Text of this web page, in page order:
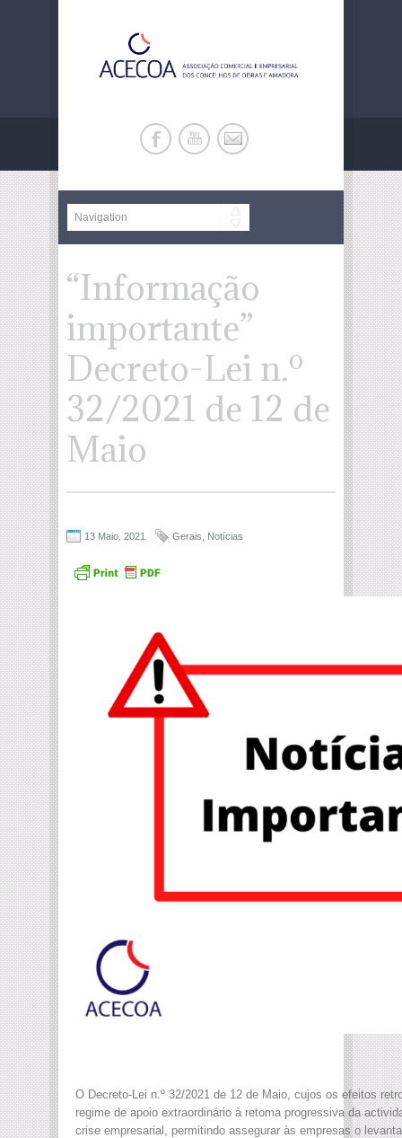
“Informação
importante”
Decreto-Lei n.º
32/2021 de 12 de
Maio
13 Maio, 2021 Gerais Notícias
O Decreto-Lei n.º 32/2021 de 12 de Maio, cujos os efeitos
regime de apoio extraordinário à retoma progressiva da
crise empresarial, permitindo assegurar às empresas o